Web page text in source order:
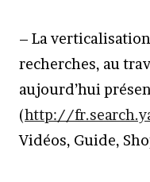
– La
recherches, au
aujourd’hui
(http://
Vidéos, Guide,